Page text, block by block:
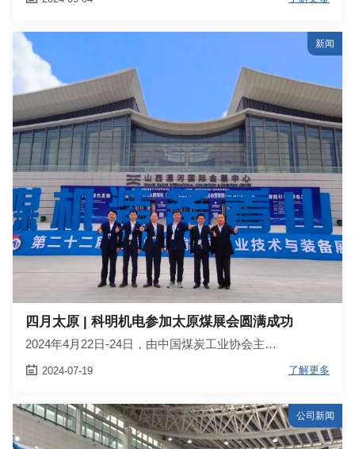
新闻
四月太原 | 科明机电参加太原煤展会圆满成功
2024年4月22日-24日，由中国煤炭工业协会主…
 2024-07-19 了解更多
公司新闻